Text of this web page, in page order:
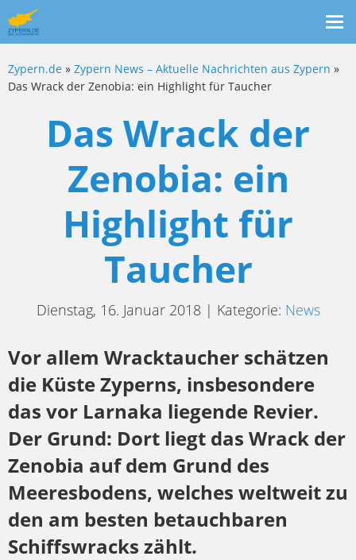
Zypern.de » Zypern News – Aktuelle Nachrichten aus Zypern »
Das Wrack der Zenobia: ein Highlight für Taucher
Das Wrack der
Zenobia: ein
Highlight für
Taucher
Dienstag, 16. Januar 2018 | Kategorie: News
Vor allem Wracktaucher schätzen
die Küste Zyperns, insbesondere
das vor Larnaka liegende Revier.
Der Grund: Dort liegt das Wrack der
Zenobia auf dem Grund des
Meeresbodens, welches weltweit zu
den am besten betauchbaren
Schiffswracks zählt.